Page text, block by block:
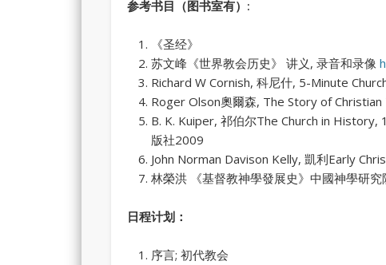
参考书目（图书室有） :
《圣经》
苏文峰《世界教会历史》 讲义, 录音和录像
Richard W Cornish, 科尼什, 5-Minute
Roger Olson奧爾森, The Story of
B. K. Kuiper, 祁伯尔The Church in
版社2009
John Norman Davison Kelly, 凱利Early
林榮洪 《基督教神學發展史》中國神學研
日程计划：
序言; 初代教会